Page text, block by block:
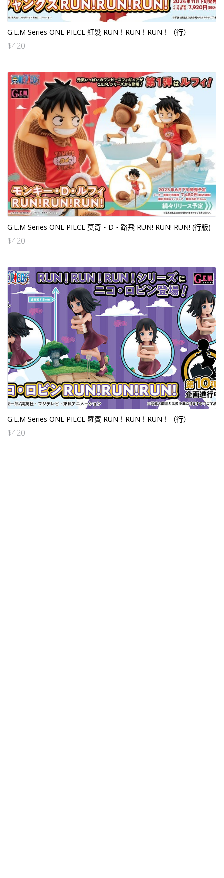
G.E.M Series ONE PIECE 紅髮 RUN！RUN！RUN！（行）
$420
G.E.M Series ONE PIECE 莫奇・D・路飛 RUN! RUN! RUN! (行版)
$420
G.E.M Series ONE PIECE 羅賓 RUN！RUN！RUN！（行）
$420